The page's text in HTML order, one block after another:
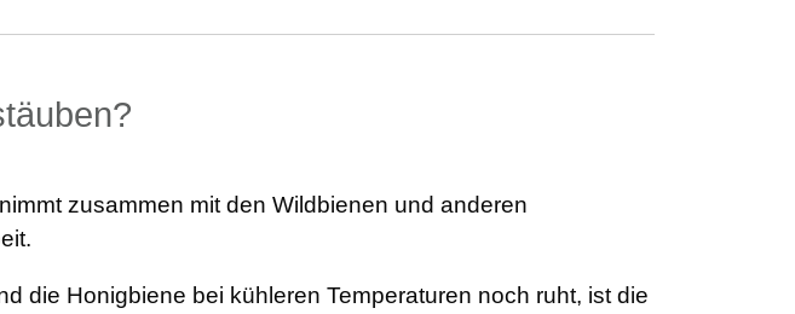
zusammen mit den Wildbienen und anderen
die Honigbiene bei kühleren Temperaturen noch ruht, ist die